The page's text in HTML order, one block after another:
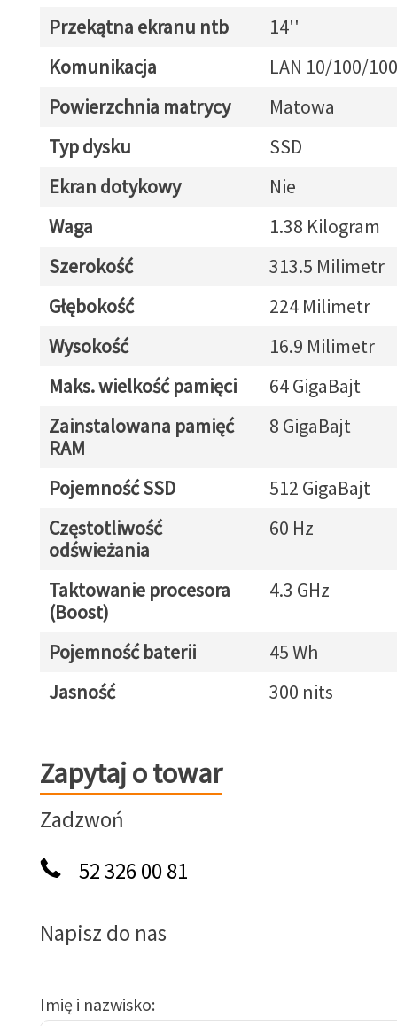
Przekątna ekranu ntb
14''
Komunikacja
LAN 10/100/
Powierzchnia matrycy
Matowa
Typ dysku
SSD
Ekran dotykowy
Nie
Waga
1.38 Kilogram
Szerokość
313.5 Milimetr
Głębokość
224 Milimetr
Wysokość
16.9 Milimetr
Maks. wielkość pamięci
64 GigaBajt
Zainstalowana pamięć
RAM
8 GigaBajt
Pojemność SSD
512 GigaBajt
Częstotliwość
odświeżania
60 Hz
Taktowanie procesora
(Boost)
4.3 GHz
Pojemność baterii
45 Wh
Jasność
300 nits
Zapytaj o towar
Zapytaj o towar
Zadzwoń
52 326 00 81
Napisz do nas
Imię i nazwisko